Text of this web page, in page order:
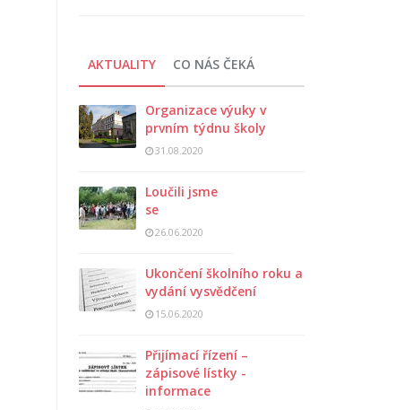
AKTUALITY CO NÁS ČEKÁ
Organizace výuky v
prvním týdnu školy
31.08.2020
Loučili jsme
se
26.06.2020
Ukončení školního roku a
vydání vysvědčení
15.06.2020
Přijímací řízení –
zápisové lístky -
informace